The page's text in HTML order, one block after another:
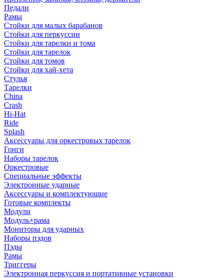
Педали
Рамы
Стойки для малых барабанов
Стойки для перкуссии
Стойки для тарелки и тома
Стойки для тарелок
Стойки для томов
Стойки для хай-хета
Стулья
Тарелки
China
Crash
Hi-Hat
Ride
Splash
Аксессуары для оркестровых тарелок
Гонги
Наборы тарелок
Оркестровые
Специальные эффекты
Электронные ударные
Аксессуары и комплектующие
Готовые комплекты
Модули
Модуль+рама
Мониторы для ударных
Наборы пэдов
Пэды
Рамы
Триггеры
Электронная перкуссия и портативные установки